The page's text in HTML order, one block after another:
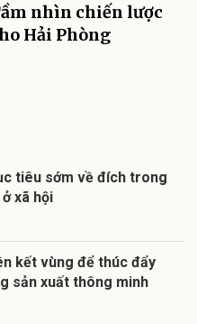
nhìn chiến lược
Hải Phòng
tiêu sớm về đích trong
xã hội
kết vùng để thúc đẩy
sản xuất thông minh